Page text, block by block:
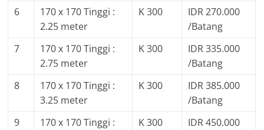
6
170 x 170 Tinggi :
2.25 meter
K 300
IDR 270.000
/Batang
7
170 x 170 Tinggi :
2.75 meter
K 300
IDR 335.000
/Batang
8
170 x 170 Tinggi :
3.25 meter
K 300
IDR 385.000
/Batang
9
170 x 170 Tinggi :
K 300
IDR 450.000